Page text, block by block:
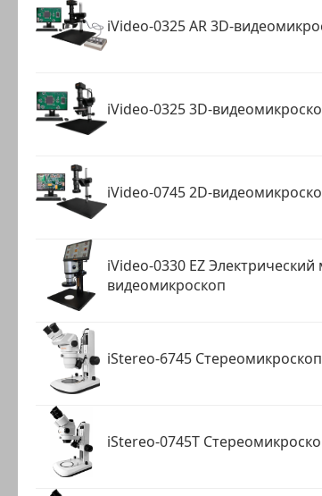
iVideo-0325 AR 3D-
iVideo-0325 3D-
iVideo-0745 2D-
iVideo-0330 EZ
видеомикроскоп
iStereo-6745 Стереомикроскоп
iStereo-0745T